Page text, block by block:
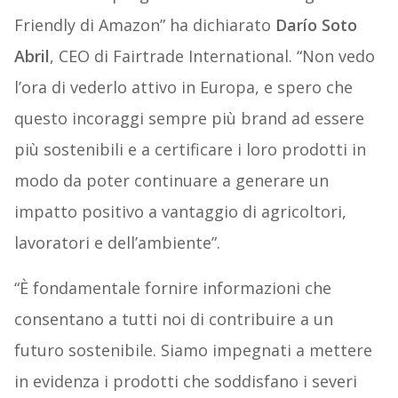
Friendly di Amazon” ha dichiarato Darío Soto
Abril, CEO di Fairtrade International. “Non vedo
l’ora di vederlo attivo in Europa, e spero che
questo incoraggi sempre più brand ad essere
più sostenibili e a certificare i loro prodotti in
modo da poter continuare a generare un
impatto positivo a vantaggio di agricoltori,
lavoratori e dell’ambiente”.
“È fondamentale fornire informazioni che
consentano a tutti noi di contribuire a un
futuro sostenibile. Siamo impegnati a mettere
in evidenza i prodotti che soddisfano i severi